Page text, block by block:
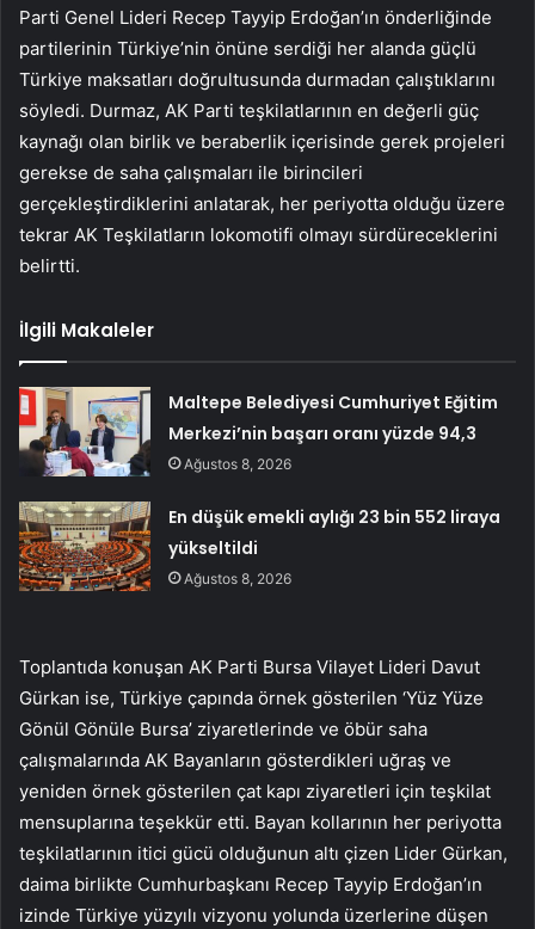
Parti Genel Lideri Recep Tayyip Erdoğan’ın önderliğinde
partilerinin Türkiye’nin önüne serdiği her alanda güçlü
Türkiye maksatları doğrultusunda durmadan çalıştıklarını
söyledi. Durmaz, AK Parti teşkilatlarının en değerli güç
kaynağı olan birlik ve beraberlik içerisinde gerek projeleri
gerekse de saha çalışmaları ile birincileri
gerçekleştirdiklerini anlatarak, her periyotta olduğu üzere
tekrar AK Teşkilatların lokomotifi olmayı sürdüreceklerini
belirtti.
İlgili Makaleler
Maltepe Belediyesi Cumhuriyet Eğitim
Merkezi’nin başarı oranı yüzde 94,3
Ağustos 8, 2026
En düşük emekli aylığı 23 bin 552 liraya
yükseltildi
Ağustos 8, 2026
Toplantıda konuşan AK Parti Bursa Vilayet Lideri Davut
Gürkan ise, Türkiye çapında örnek gösterilen ‘Yüz Yüze
Gönül Gönüle Bursa’ ziyaretlerinde ve öbür saha
çalışmalarında AK Bayanların gösterdikleri uğraş ve
yeniden örnek gösterilen çat kapı ziyaretleri için teşkilat
mensuplarına teşekkür etti. Bayan kollarının her periyotta
teşkilatlarının itici gücü olduğunun altı çizen Lider Gürkan,
daima birlikte Cumhurbaşkanı Recep Tayyip Erdoğan’ın
izinde Türkiye yüzyılı vizyonu yolunda üzerlerine düşen